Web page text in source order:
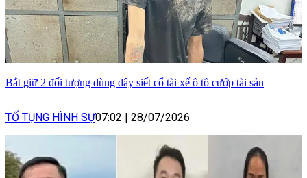
Bắt giữ 2 đối tượng dùng dây siết cổ tài xế ô tô cướp tài sản
TỐ TỤNG HÌNH SỰ07:02 | 28/07/2026